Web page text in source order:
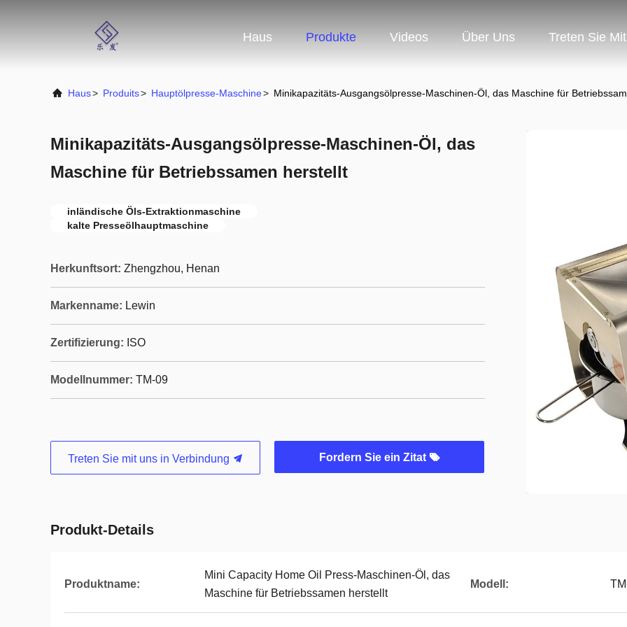
Haus Produkte Videos Über Uns Treten Sie
Haus> Produits> Hauptölpresse-Maschine> Minikapazitäts-Ausgangsölpresse-Maschinen-Öl, das Maschine für
Minikapazitäts-Ausgangsölpresse-Maschinen-Öl, das
Maschine für Betriebssamen herstellt
inländische Öls-Extraktionmaschine
kalte Presseölhauptmaschine
Herkunftsort: Zhengzhou, Henan
Markenname: Lewin
Zertifizierung: ISO
Modellnummer: TM-09
Treten Sie mit uns in Verbindung Fordern Sie ein Zitat
Produkt-Details
Produktname:
Mini Capacity Home Oil Press-Maschinen-Öl, das
Maschine für Betriebssamen herstellt
Modell: